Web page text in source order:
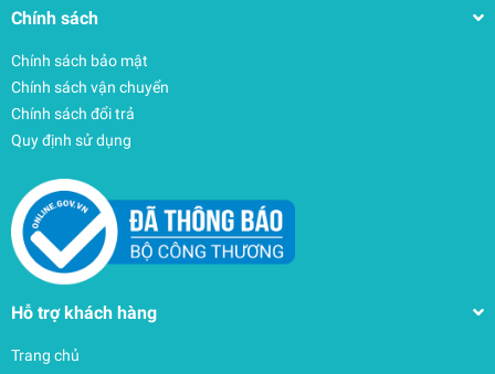
Chính sách
Chính sách bảo mật
Chính sách vận chuyển
Chính sách đổi trả
Quy định sử dụng
Hỗ trợ khách hàng
Trang chủ